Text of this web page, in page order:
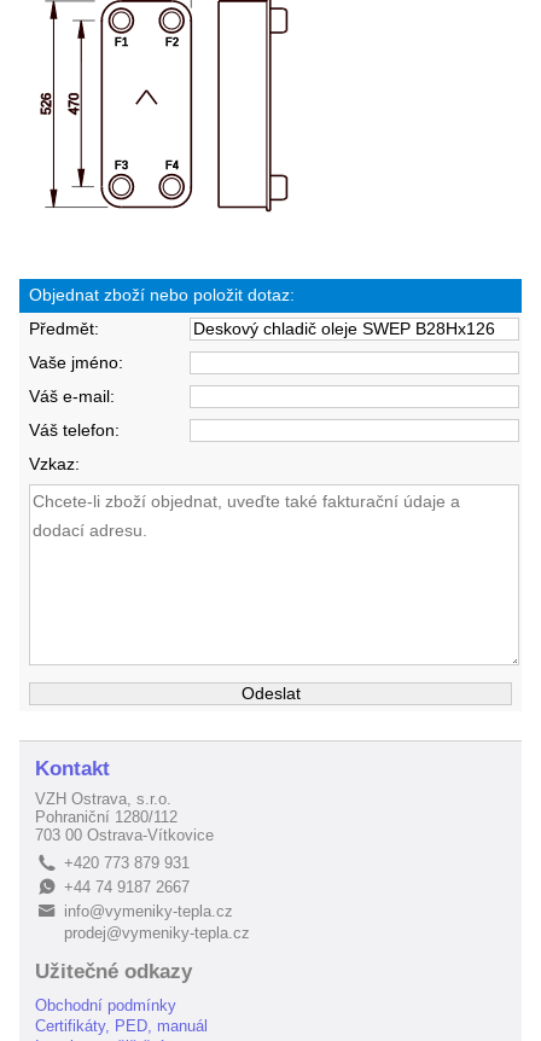
Objednat zboží nebo položit dotaz:
Předmět:
Vaše jméno:
Váš e-mail:
Váš telefon:
Vzkaz:
Kontakt
VZH Ostrava, s.r.o.
Pohraniční 1280/112
703 00 Ostrava-Vítkovice
L +420 773 879 931
E+44 74 9187 2667
B
info@vymeniky-tepla.cz
prodej@vymeniky-tepla.cz
Užitečné odkazy
Obchodní podmínky
Certifikáty, PED, manuál